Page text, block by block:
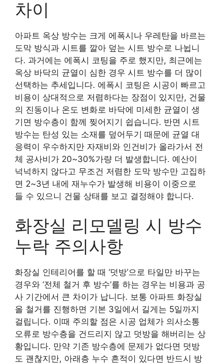
차이
아파트 옥상 방수는 크게 에폭시나 우레탄을 바르는
도막 방식과 시트를 깔아 덮는 시트 방수로 나뉩니
다. 과거에는 에폭시 코팅을 주로 했지만, 최근에는
옥상 바닥의 균열이 심한 경우 시트 방수를 더 많이
선택하는 추세입니다. 에폭시 코팅은 시공이 빠르고
비용이 상대적으로 저렴하다는 장점이 있지만, 건물
의 진동이나 온도 변화로 바닥에 미세한 균열이 생
기면 방수층이 함께 찢어지기 쉽습니다. 반면 시트
방수는 탄성 있는 소재를 덮어두기 때문에 균열 대
응력이 우수하지만 자재비와 인건비가 올라가서 전
체 공사비가 20~30%가량 더 발생합니다. 예산이
넉넉하지 않다고 무조건 저렴한 도막 방수만 고집하
면 2~3년 내에 재누수가 발생해 비용이 이중으로
들 수 있으니 건물 상태를 보고 결정해야 합니다.
화장실 리모델링 시 방수
누락 주의사항
화장실 인테리어를 할 때 ‘덧방’으로 타일만 바꾸는
경우와 ‘전체 철거 후 방수’를 하는 경우는 비용과 공
사 기간에서 큰 차이가 납니다. 보통 아파트 화장실
올 철거를 진행하면 기본 3일에서 길게는 5일까지
걸립니다. 이때 주의할 점은 시공 업체가 의사소통
오류로 방수층을 건드리지 않고 덧방을 해버리는 상
황입니다. 만약 기존 방수층에 문제가 없다면 덧방
도 괜찮지만, 아래층 누수 흔적이 있다면 반드시 방